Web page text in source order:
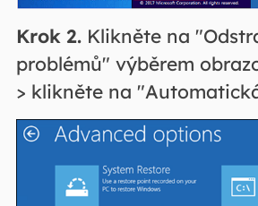
Krok 2.Klikněte na
problémů" výběrem
> klikněte na